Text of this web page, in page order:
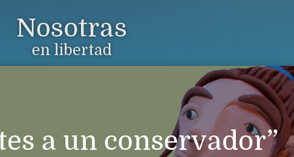
Nosotras
en libertad
a un conservador”